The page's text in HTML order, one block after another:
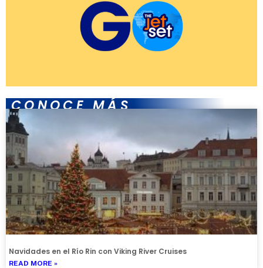
CONOCE MÁS
Navidades en el Río Rin con Viking River Cruises
READ MORE »